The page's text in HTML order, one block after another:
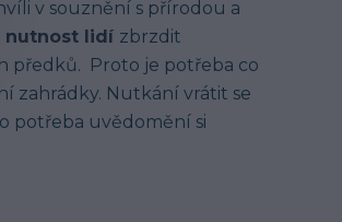
v souznění s přírodou a
nutnost lidí zbrzdit
předků. Proto je potřeba co
zahrádky. Nutkání vrátit se
potřeba uvědomění si